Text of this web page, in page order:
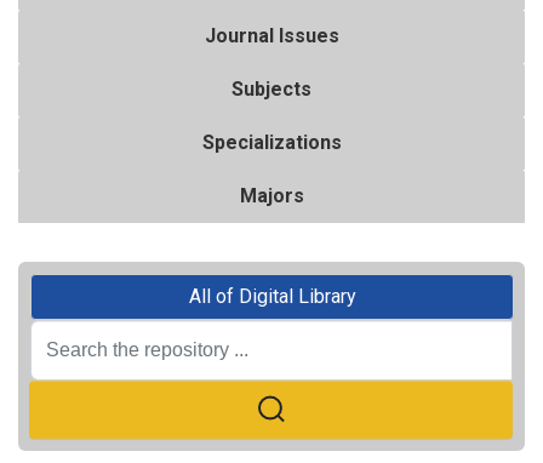
Journal Issues
Subjects
Specializations
Majors
All of Digital Library